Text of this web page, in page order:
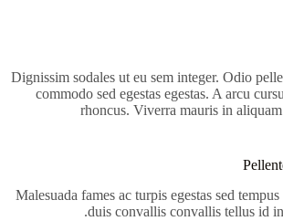
Dignissim sodales ut eu sem integer. Odio
commodo sed egestas egestas. A arcu
rhoncus. Viverra mauris in
Malesuada fames ac turpis egestas sed
duis convallis convallis tellus id